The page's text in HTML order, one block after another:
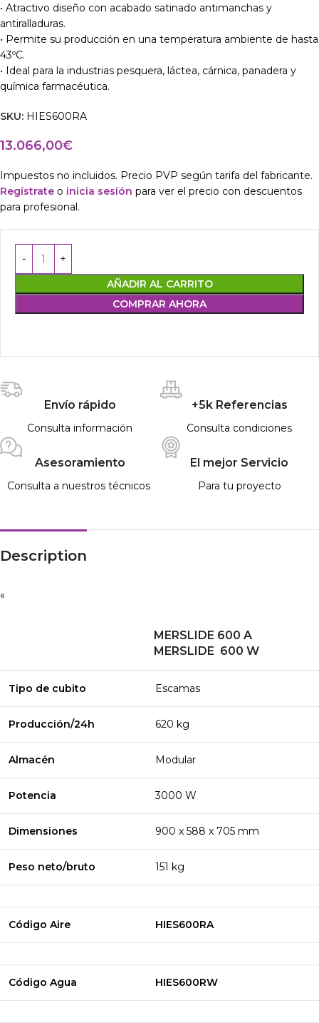
• Atractivo diseño con acabado satinado antimanchas y
antiralladuras.
• Permite su producción en una temperatura ambiente de hasta
43ºC.
• Ideal para la industrias pesquera, láctea, cárnica, panadera y
química farmacéutica.
SKU: HIES600RA
13.066,00€
Impuestos no incluidos. Precio PVP según tarifa del fabricante.
Regístrate o inicia sesión para ver el precio con descuentos
para profesional.
AÑADIR AL CARRITO
COMPRAR AHORA
Envío rápido
Consulta información
+5k Referencias
Consulta condiciones
Asesoramiento
Consulta a nuestros técnicos
El mejor Servicio
Para tu proyecto
Description
«
MERSLIDE 600 A
MERSLIDE 600 W
Tipo de cubito Escamas
Producción/24h 620 kg
Almacén Modular
Potencia 3000 W
Dimensiones 900 x 588 x 705 mm
Peso neto/bruto 151 kg
Código Aire HIES600RA
Código Agua HIES600RW